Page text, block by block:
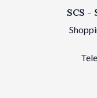
SCS -